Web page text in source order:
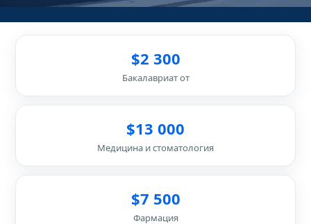
$2 300
Бакалавриат от
$13 000
Медицина и стоматология
$7 500
Фармация